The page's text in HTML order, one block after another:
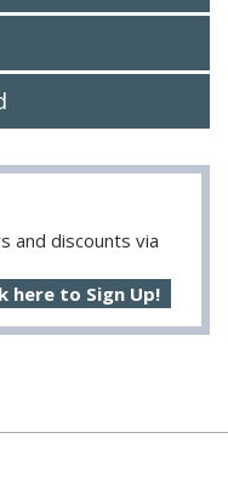
and discounts via
here to Sign Up!